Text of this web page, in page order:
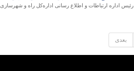
رئیس اداره ارتباطات و اطلاع رسانی اداره‌کل راه و
بعدی